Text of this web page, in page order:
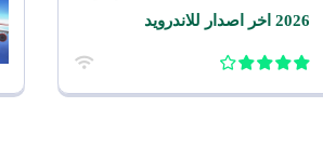
2026 اخر اصدار للاندرويد